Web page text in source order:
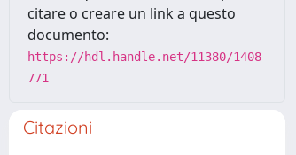
citare o creare un link a questo
documento:
https://hdl.handle.net/11380/1408
771
Citazioni